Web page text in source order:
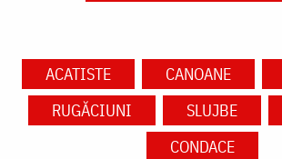
ACATISTE CANOANE
RUGĂCIUNI
SLUJBE
CONDACE